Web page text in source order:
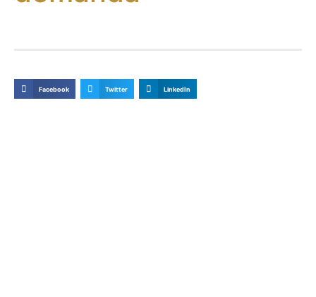
Facebook Twitter LinkedIn